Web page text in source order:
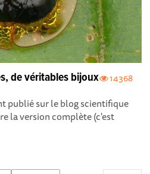
14368
de véritables bijoux
publié sur le blog scientifique
la version complète (c'est